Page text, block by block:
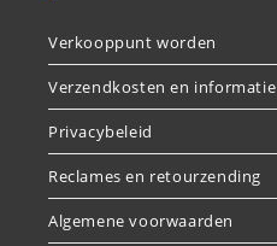
Verkooppunt worden
Verzendkosten en informatie
Privacybeleid
Reclames en retourzending
Algemene voorwaarden